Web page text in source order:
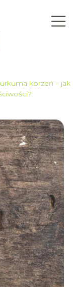
korzeń – jak